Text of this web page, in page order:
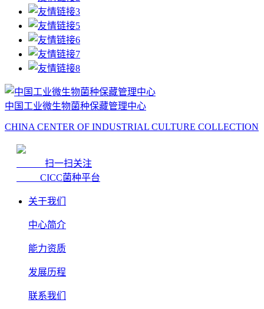
中国工业微生物菌种保藏管理中心
CHINA CENTER OF INDUSTRIAL CULTURE COLLECTION
扫一扫关注
CICC菌种平台
关于我们
中心简介
能力资质
发展历程
联系我们